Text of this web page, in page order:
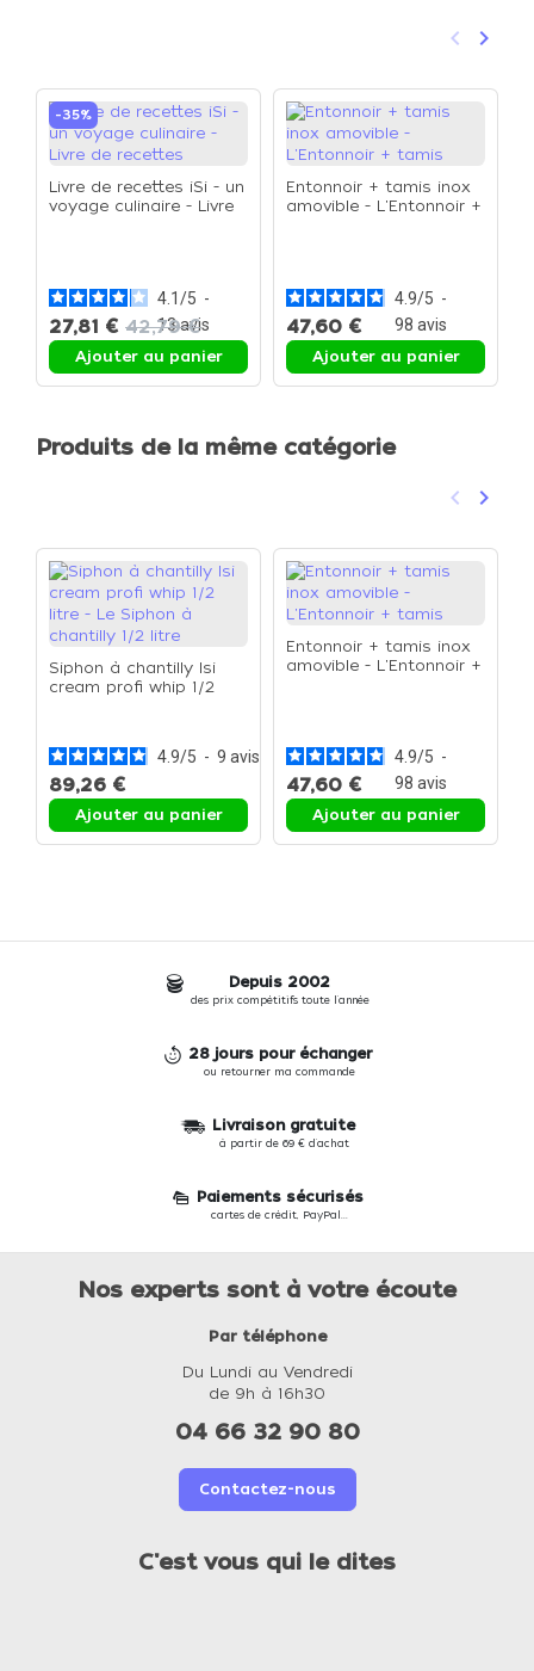
Précédent
keyboard_arrow_left keyboard_arrow_right
-35%
Livre de recettes iSi - un
voyage culinaire - Livre
4.1/5 -
13avis
27,81 € 42,79 €
Ajouter au panier
Entonnoir + tamis inox
amovible - L'Entonnoir +
4.9/5 -
98 avis
47,60 €
Ajouter au panier
Produits de la même catégorie
Précédent
keyboard_arrow_left keyboard_arrow_right
Siphon à chantilly Isi
cream profi whip 1/2
4.9/5 - 9 avis
89,26 €
Ajouter au panier
Entonnoir + tamis inox
amovible - L'Entonnoir +
4.9/5 -
98 avis
47,60 €
Ajouter au panier
Depuis 2002
des prix compétitifs toute l'année
28 jours pour échanger
ou retourner ma commande
Livraison gratuite
à partir de 69 € d'achat
Paiements sécurisés
cartes de crédit, PayPal...
Nos experts sont à votre écoute
Par téléphone
Du Lundi au Vendredi
de 9h à 16h30
04 66 32 90 80
Contactez-nous
C'est vous qui le dites